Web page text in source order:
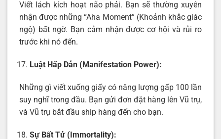
Viết lách kích hoạt não phải. Bạn sẽ thường xuyên
nhận được những “Aha Moment” (Khoảnh khắc giác
ngộ) bất ngờ. Bạn cảm nhận được cơ hội và rủi ro
trước khi nó đến.
Luật Hấp Dẫn (Manifestation Power):
Những gì viết xuống giấy có năng lượng gấp 100 lần
suy nghĩ trong đầu. Bạn gửi đơn đặt hàng lên Vũ trụ,
và Vũ trụ bắt đầu ship hàng đến cho bạn.
Sự Bất Tử (Immortality):